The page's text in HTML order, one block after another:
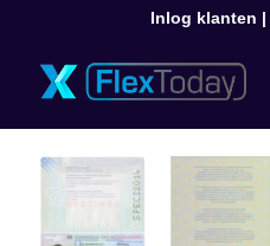
Inlog klanten |